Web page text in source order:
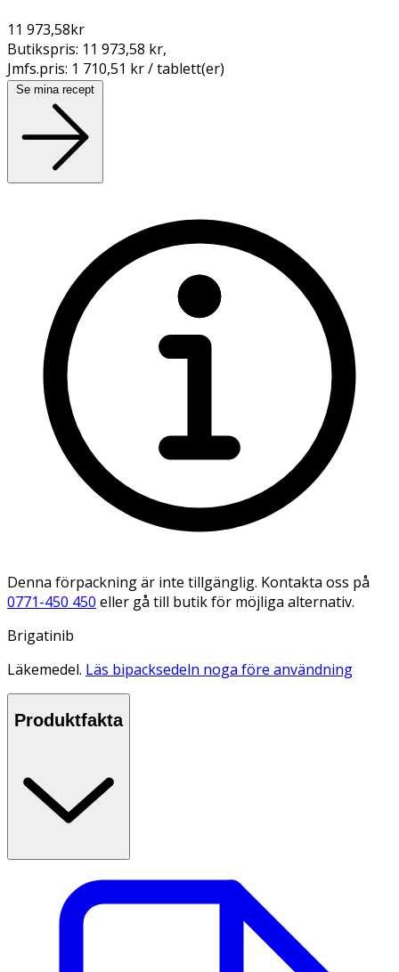
11 973,58kr
Butikspris: 11 973,58 kr,
Jmfs.pris: 1 710,51 kr / tablett(er)
Se mina recept
Denna förpackning är inte tillgänglig. Kontakta oss på
0771-450 450 eller gå till butik för möjliga alternativ.
Brigatinib
Läkemedel. Läs bipacksedeln noga före användning
Produktfakta